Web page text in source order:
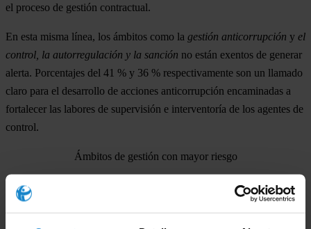
el proceso de gestión contractual.
En esta misma línea, los ámbitos como la gestión anticorrupción y el
control, la autorregulación y la sanción no están exentos de generar
alerta. Porcentajes del 41 % y 36 % respectivamente son un llamado
claro para el desarrollo de acciones anticorrupción encaminadas a
fortalecer las labores de supervisión e interventoría de los agentes de
control.
Ámbitos de gestión con mayor riesgo